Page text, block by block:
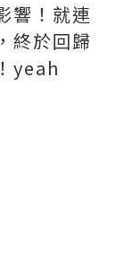
響！就連
終於回歸
yeah